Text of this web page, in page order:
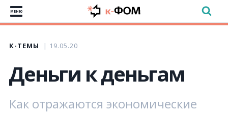
МЕНЮ
К-ТЕМЫ 19.05.20
Деньги к деньгам
Как отражаются экономические